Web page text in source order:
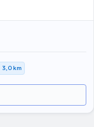
3,0 km